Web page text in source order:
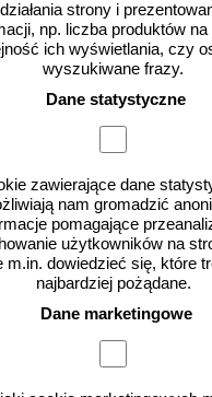
działania strony i
np. liczba produktów na
ich wyświetlania, czy
wyszukiwane frazy.
Dane statystyczne
zawierające dane
nam gromadzić
pomagające
użytkowników na
m.in. dowiedzieć się, które
najbardziej pożądane.
Dane marketingowe
gąbkowych,
folii typu stretch nie
do długiego składowania.
się związki chemiczne,
mogą odbarwić powłokę
muszą być
wilgoci pomiędzy
pary wodnej na
na folię
pogorszenia
zabezpieczającej lub w
z opadów
niezwłocznie usunąć folię